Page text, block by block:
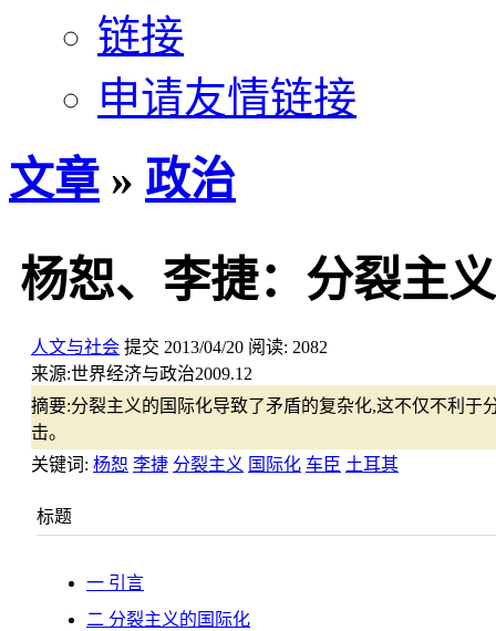
链接
申请友情链接
文章 » 政治
杨恕、李捷：分裂主
人文与社会 提交 2013/04/20 阅读: 2082
来源:世界经济与政治2009.12
摘要:分裂主义的国际化导致了矛盾的复杂化,这不仅不利
击。
关键词: 杨恕 李捷 分裂主义 国际化 车臣 土耳其
标题
一 引言
二 分裂主义的国际化